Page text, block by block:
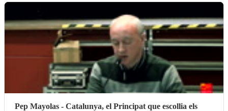
Pep Mayolas - Catalunya, el Principat que escollia els